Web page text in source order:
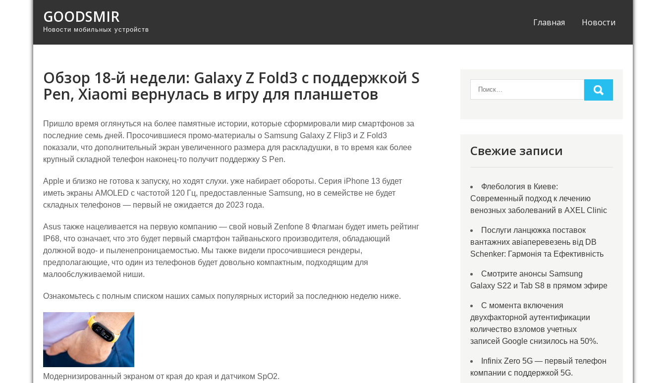
GOODSMIR
Новости мобильных устройств
Главная Новости
Обзор 18-й недели: Galaxy Z Fold3 с поддержкой S
Pen, Xiaomi вернулась в игру для планшетов
Пришло время оглянуться на более памятные истории, которые сформировали мир смартфонов за
последние семь дней. Просочившиеся промо-материалы о Samsung Galaxy Z Flip3 и Z Fold3
показали, что дополнительный экран увеличенного размера для раскладушки, в то время как более
крупный складной телефон наконец-то получит поддержку S Pen.
Apple и близко не готова к запуску, но ходят слухи. уже набирает обороты. Серия iPhone 13 будет
иметь экраны AMOLED с частотой 120 Гц, предоставленные Samsung, но в семействе не будет
складных телефонов — первый не ожидается до 2023 года.
Asus также нацеливается на первую компанию — свой новый Zenfone 8 Флагман будет иметь рейтинг
IP68, что означает, что это будет первый смартфон тайваньского производителя, обладающий
должной водо- и пыленепроницаемостью. Мы также видели просочившиеся рендеры,
предполагающие, что один из телефонов будет довольно компактным, подходящим для
малообслуживаемой ниши.
Ознакомьтесь с полным списком наших самых популярных историй за последнюю неделю ниже.
Модернизированный экраном от края до края и датчиком SpO2.
Свежие записи
Флебология в Киеве:
Современный подход к лечению
венозных заболеваний в AXEL Clinic
Послуги ланцюжка поставок
вантажних авіаперевезень від DB
Schenker: Гармонія та Ефективність
Смотрите анонсы Samsung
Galaxy S22 и Tab S8 в прямом эфире
С момента включения
двухфакторной аутентификации
количество взломов учетных
записей Google снизилось на 50%.
Infinix Zero 5G — первый телефон
компании с поддержкой 5G.